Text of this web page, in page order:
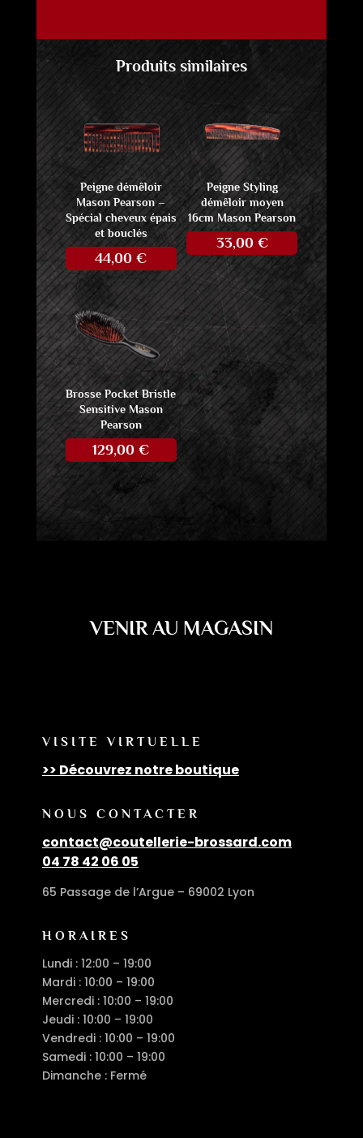
Produits similaires
Peigne démêloir
Mason Pearson –
Spécial cheveux épais
et bouclés
44,00€
Peigne Styling
démêloir moyen
16cm Mason Pearson
33,00 €
Brosse Pocket Bristle
Sensitive Mason
Pearson
129,00€
VENIR AU MAGASIN
VISITE VIRTUELLE
>> Découvrez notre boutique
NOUS CONTACTER
contact@coutellerie-brossard.com
04 78 42 06 05
65 Passage de l’Argue – 69002 Lyon
HORAIRES
Lundi : 12:00 – 19:00
Mardi : 10:00 – 19:00
Mercredi : 10:00 – 19:00
Jeudi : 10:00 – 19:00
Vendredi : 10:00 – 19:00
Samedi : 10:00 – 19:00
Dimanche : Fermé